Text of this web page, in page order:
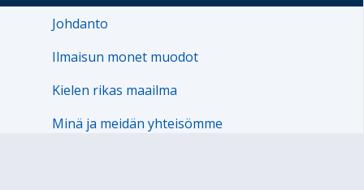
Johdanto
Ilmaisun monet muodot
Kielen rikas maailma
Minä ja meidän yhteisömme